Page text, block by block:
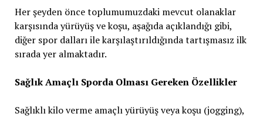
Her şeyden önce toplumumuzdaki mevcut olanaklar
karşısında yürüyüş ve koşu, aşağıda açıklandığı gibi,
diğer spor dalları ile karşılaştırıldığında tartışmasız ilk
sırada yer almaktadır.
Sağlık Amaçlı Sporda Olması Gereken Özellikler
Sağlıklı kilo verme amaçlı yürüyüş veya koşu (jogging),